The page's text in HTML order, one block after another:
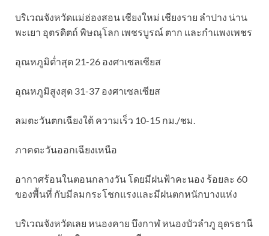
บริเวณจังหวัดแม่ฮ่องสอน เชียงใหม่ เชียงราย ลำปาง น่าน
พะเยา อุตรดิตถ์ พิษณุโลก เพชรบูรณ์ ตาก และกำแพงเพชร
อุณหภูมิต่ำสุด 21-26 องศาเซลเซียส
อุณหภูมิสูงสุด 31-37 องศาเซลเซียส
ลมตะวันตกเฉียงใต้ ความเร็ว 10-15 กม./ชม.
ภาคตะวันออกเฉียงเหนือ
อากาศร้อนในตอนกลางวัน โดยมีฝนฟ้าคะนอง ร้อยละ 60
ของพื้นที่ กับมีลมกระโชกแรงและมีฝนตกหนักบางแห่ง
บริเวณจังหวัดเลย หนองคาย บึงกาฬ หนองบัวลำภู อุดรธานี